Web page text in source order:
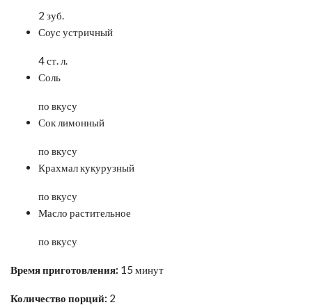
2 зуб.
Соус устричный
4 ст. л.
Соль
по вкусу
Сок лимонный
по вкусу
Крахмал кукурузный
по вкусу
Масло растительное
по вкусу
Время приготовления: 15 минут
Количество порций: 2